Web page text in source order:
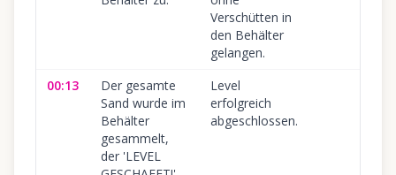
Verschütten in
den Behälter
gelangen.
00:13
Der gesamte
Sand wurde im
Behälter
gesammelt,
der 'LEVEL
Level
erfolgreich
abgeschlossen.